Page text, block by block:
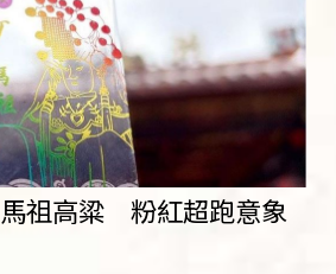
祖高粱 粉紅超跑意象